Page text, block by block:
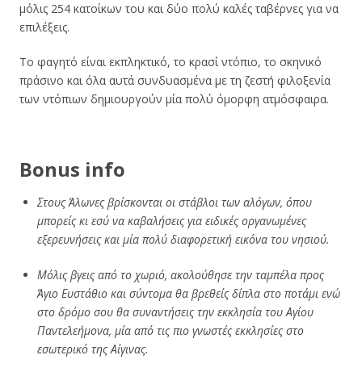
μόλις 254 κατοίκων του και δύο πολύ καλές ταβέρνες για να
επιλέξεις.
Το φαγητό είναι εκπληκτικό, το κρασί ντόπιο, το σκηνικό
πράσινο και όλα αυτά συνδυασμένα με τη ζεστή φιλοξενία
των ντόπιων δημιουργούν μία πολύ όμορφη ατμόσφαιρα.
Bonus info
Στους Άλωνες βρίσκονται οι στάβλοι των αλόγων, όπου
μπορείς κι εσύ να καβαλήσεις για ειδικές οργανωμένες
εξερευνήσεις και μία πολύ διαφορετική εικόνα του νησιού.
Μόλις βγεις από το χωριό, ακολούθησε την ταμπέλα προς
Άγιο Ευστάθιο και σύντομα θα βρεθείς δίπλα στο ποτάμι ενώ
στο δρόμο σου θα συναντήσεις την εκκλησία του Αγίου
Παντελεήμονα, μία από τις πιο γνωστές εκκλησίες στο
εσωτερικό της Αίγινας.